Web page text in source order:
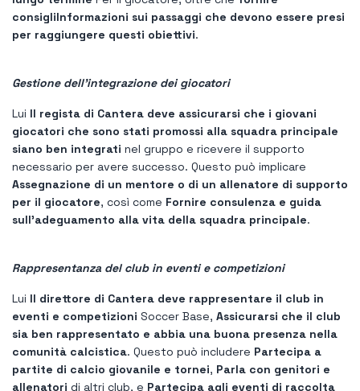
consigliInformazioni sui passaggi che devono essere presi
per raggiungere questi obiettivi.
Gestione dell'integrazione dei giocatori
Lui Il regista di Cantera deve assicurarsi che i giovani
giocatori che sono stati promossi alla squadra principale
siano ben integrati nel gruppo e ricevere il supporto
necessario per avere successo. Questo può implicare
Assegnazione di un mentore o di un allenatore di supporto
per il giocatore, così come Fornire consulenza e guida
sull'adeguamento alla vita della squadra principale.
Rappresentanza del club in eventi e competizioni
Lui Il direttore di Cantera deve rappresentare il club in
eventi e competizioni Soccer Base, Assicurarsi che il club
sia ben rappresentato e abbia una buona presenza nella
comunità calcistica. Questo può includere Partecipa a
partite di calcio giovanile e tornei, Parla con genitori e
allenatori di altri club, e Partecipa agli eventi di raccolta